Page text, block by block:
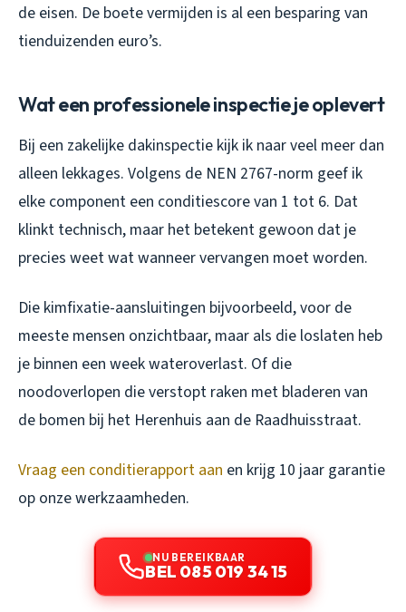
de eisen. De boete vermijden is al een besparing van
tienduizenden euro’s.
Wat een professionele inspectie je oplevert
Bij een zakelijke dakinspectie kijk ik naar veel meer dan
alleen lekkages. Volgens de NEN 2767-norm geef ik
elke component een conditiescore van 1 tot 6. Dat
klinkt technisch, maar het betekent gewoon dat je
precies weet wat wanneer vervangen moet worden.
Die kimfixatie-aansluitingen bijvoorbeeld, voor de
meeste mensen onzichtbaar, maar als die loslaten heb
je binnen een week wateroverlast. Of die
noodoverlopen die verstopt raken met bladeren van
de bomen bij het Herenhuis aan de Raadhuisstraat.
Vraag een conditierapport aan en krijg 10 jaar garantie
op onze werkzaamheden.
NU BEREIKBAAR
BEL 085 019 34 15